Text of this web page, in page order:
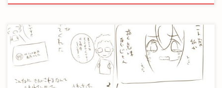
なんかこの気持ちをどこかに文章として書き残しておかない